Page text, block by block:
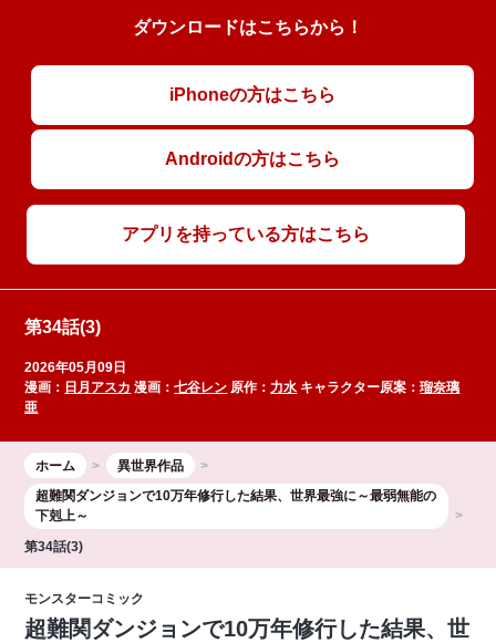
ダウンロードはこちらから！
iPhoneの方はこちら
Androidの方はこちら
アプリを持っている方はこちら
第34話(3)
2026年05月09日
漫画： 日月アスカ 漫画：七谷レン 原作： 力水 キャラクター原案：瑠奈璃
亜
ホーム
異世界作品
超難関ダンジョンで10万年修行した結果、世界最強に～最弱無能の
下剋上～
第34話(3)
モンスターコミック
超難関ダンジョンで10万年修行した結果、世